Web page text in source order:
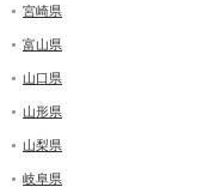
宮崎県
富山県
山口県
山形県
山梨県
岐阜県